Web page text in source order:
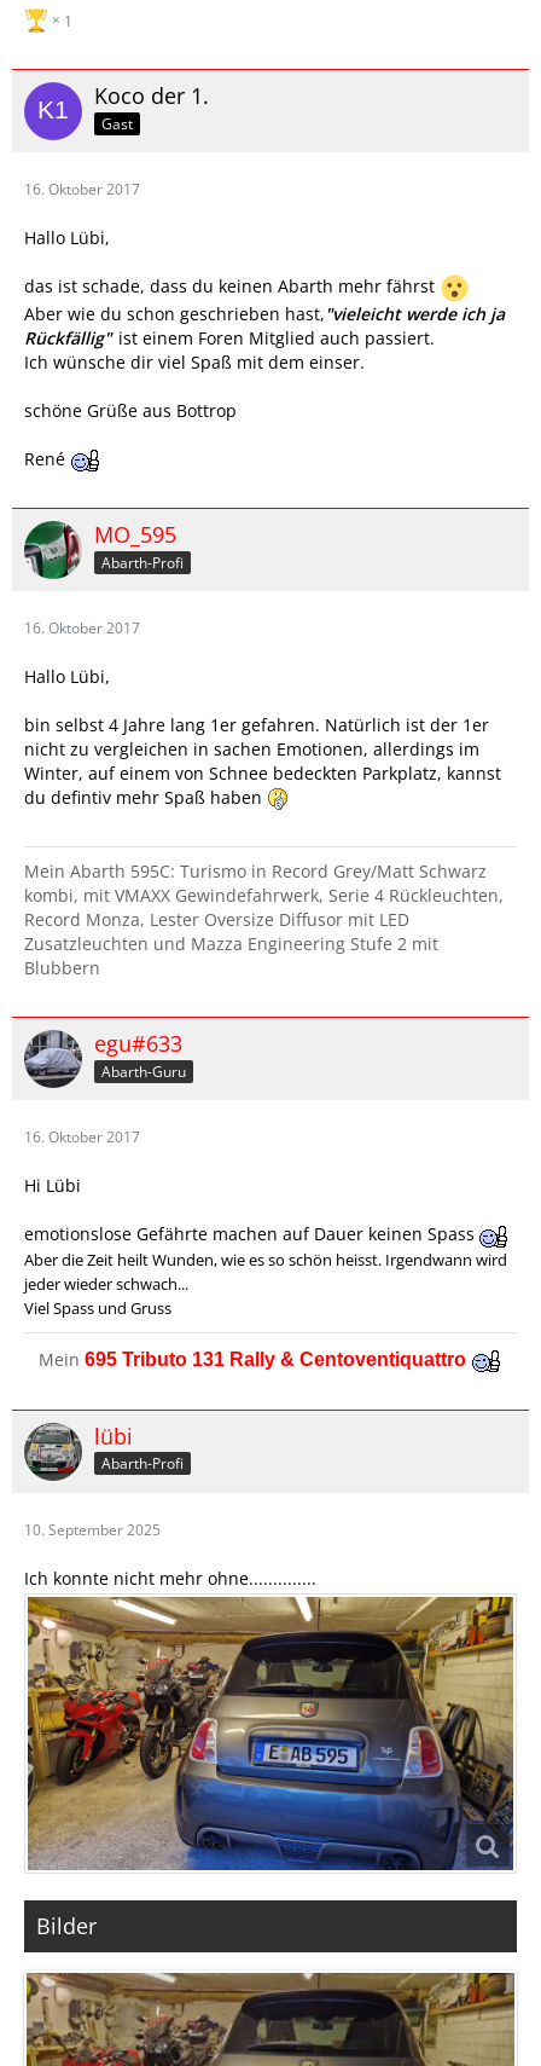
1
Koco der 1.
Gast
16. Oktober 2017
Hallo Lübi,
das ist schade, dass du keinen Abarth mehr fährst
Aber wie du schon geschrieben hast,"vieleicht werde ich ja
Rückfällig" ist einem Foren Mitglied auch passiert.
Ich wünsche dir viel Spaß mit dem einser.
schöne Grüße aus Bottrop
René
MO_595
Abarth-Profi
16. Oktober 2017
Hallo Lübi,
bin selbst 4 Jahre lang 1er gefahren. Natürlich ist der 1er
nicht zu vergleichen in sachen Emotionen, allerdings im
Winter, auf einem von Schnee bedeckten Parkplatz, kannst
du defintiv mehr Spaß haben
Mein Abarth 595C: Turismo in Record Grey/Matt Schwarz
kombi, mit VMAXX Gewindefahrwerk, Serie 4 Rückleuchten,
Record Monza, Lester Oversize Diffusor mit LED
Zusatzleuchten und Mazza Engineering Stufe 2 mit
Blubbern
egu#633
Abarth-Guru
16. Oktober 2017
Hi Lübi
emotionslose Gefährte machen auf Dauer keinen Spass
Aber die Zeit heilt Wunden, wie es so schön heisst. Irgendwann wird
jeder wieder schwach...
Viel Spass und Gruss
Mein 695 Tributo 131 Rally & Centoventiquattro
lübi
Abarth-Profi
10. September 2025
Ich konnte nicht mehr ohne..............
Bilder